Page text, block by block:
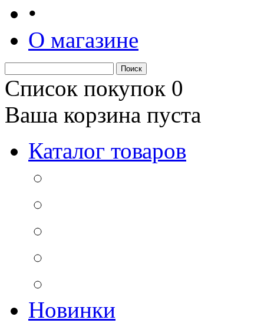
•
О магазине
Список покупок 0
Ваша корзина пуста
Каталог товаров
Новинки